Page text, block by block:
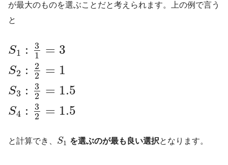
が最大のものを選ぶことだと考えられます。上の例で言う
と
S1 :
3
1
= 3
S2 :
2
2
= 1
S3 :
3
2
= 1.5
S4 :
3
2
= 1.5
と計算でき、 S1 を選ぶのが最も良い選択となります。